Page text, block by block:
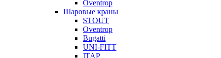
Oventrop
Шаровые краны
STOUT
Oventrop
Bugatti
UNI-FITT
ITAP